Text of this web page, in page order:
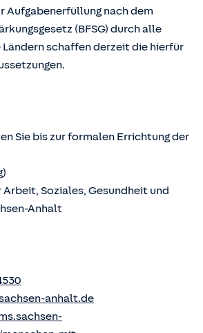
Aufgabenerfüllung nach dem
(BFSG) durch alle
Ländern schaffen derzeit die hierfür
Sie bis zur formalen Errichtung der
Soziales, Gesundheit und
Anhalt
anhalt.de